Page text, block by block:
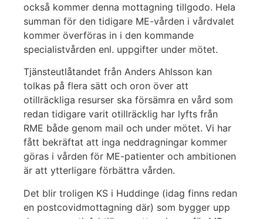
också kommer denna mottagning tillgodo. Hela
summan för den tidigare ME-vården i vårdvalet
kommer överföras in i den kommande
specialistvården enl. uppgifter under mötet.
Tjänsteutlåtandet från Anders Ahlsson kan
tolkas på flera sätt och oron över att
otillräckliga resurser ska försämra en vård som
redan tidigare varit otillräcklig har lyfts från
RME både genom mail och under mötet. Vi har
fått bekräftat att inga neddragningar kommer
göras i vården för ME-patienter och ambitionen
är att ytterligare förbättra vården.
Det blir troligen KS i Huddinge (idag finns redan
en postcovidmottagning där) som bygger upp